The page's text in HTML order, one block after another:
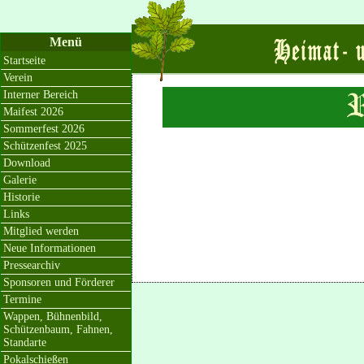
Menü
Startseite
Verein
Interner Bereich
Maifest 2026
Sommerfest 2026
Schützenfest 2025
Download
Galerie
Historie
Links
Mitglied werden
Neue Informationen
Pressearchiv
Sponsoren und Förderer
Termine
Wappen, Bühnenbild,
Schützenbaum, Fahnen,
Standarte
Pokalschießen